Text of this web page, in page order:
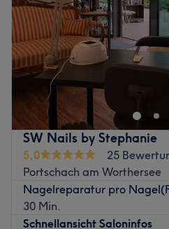
SW Nails by Stephanie
5,0
25
Portschach am Worthersee
Nagelreparatur pro
30 Min.
Schnellansicht Saloninfos